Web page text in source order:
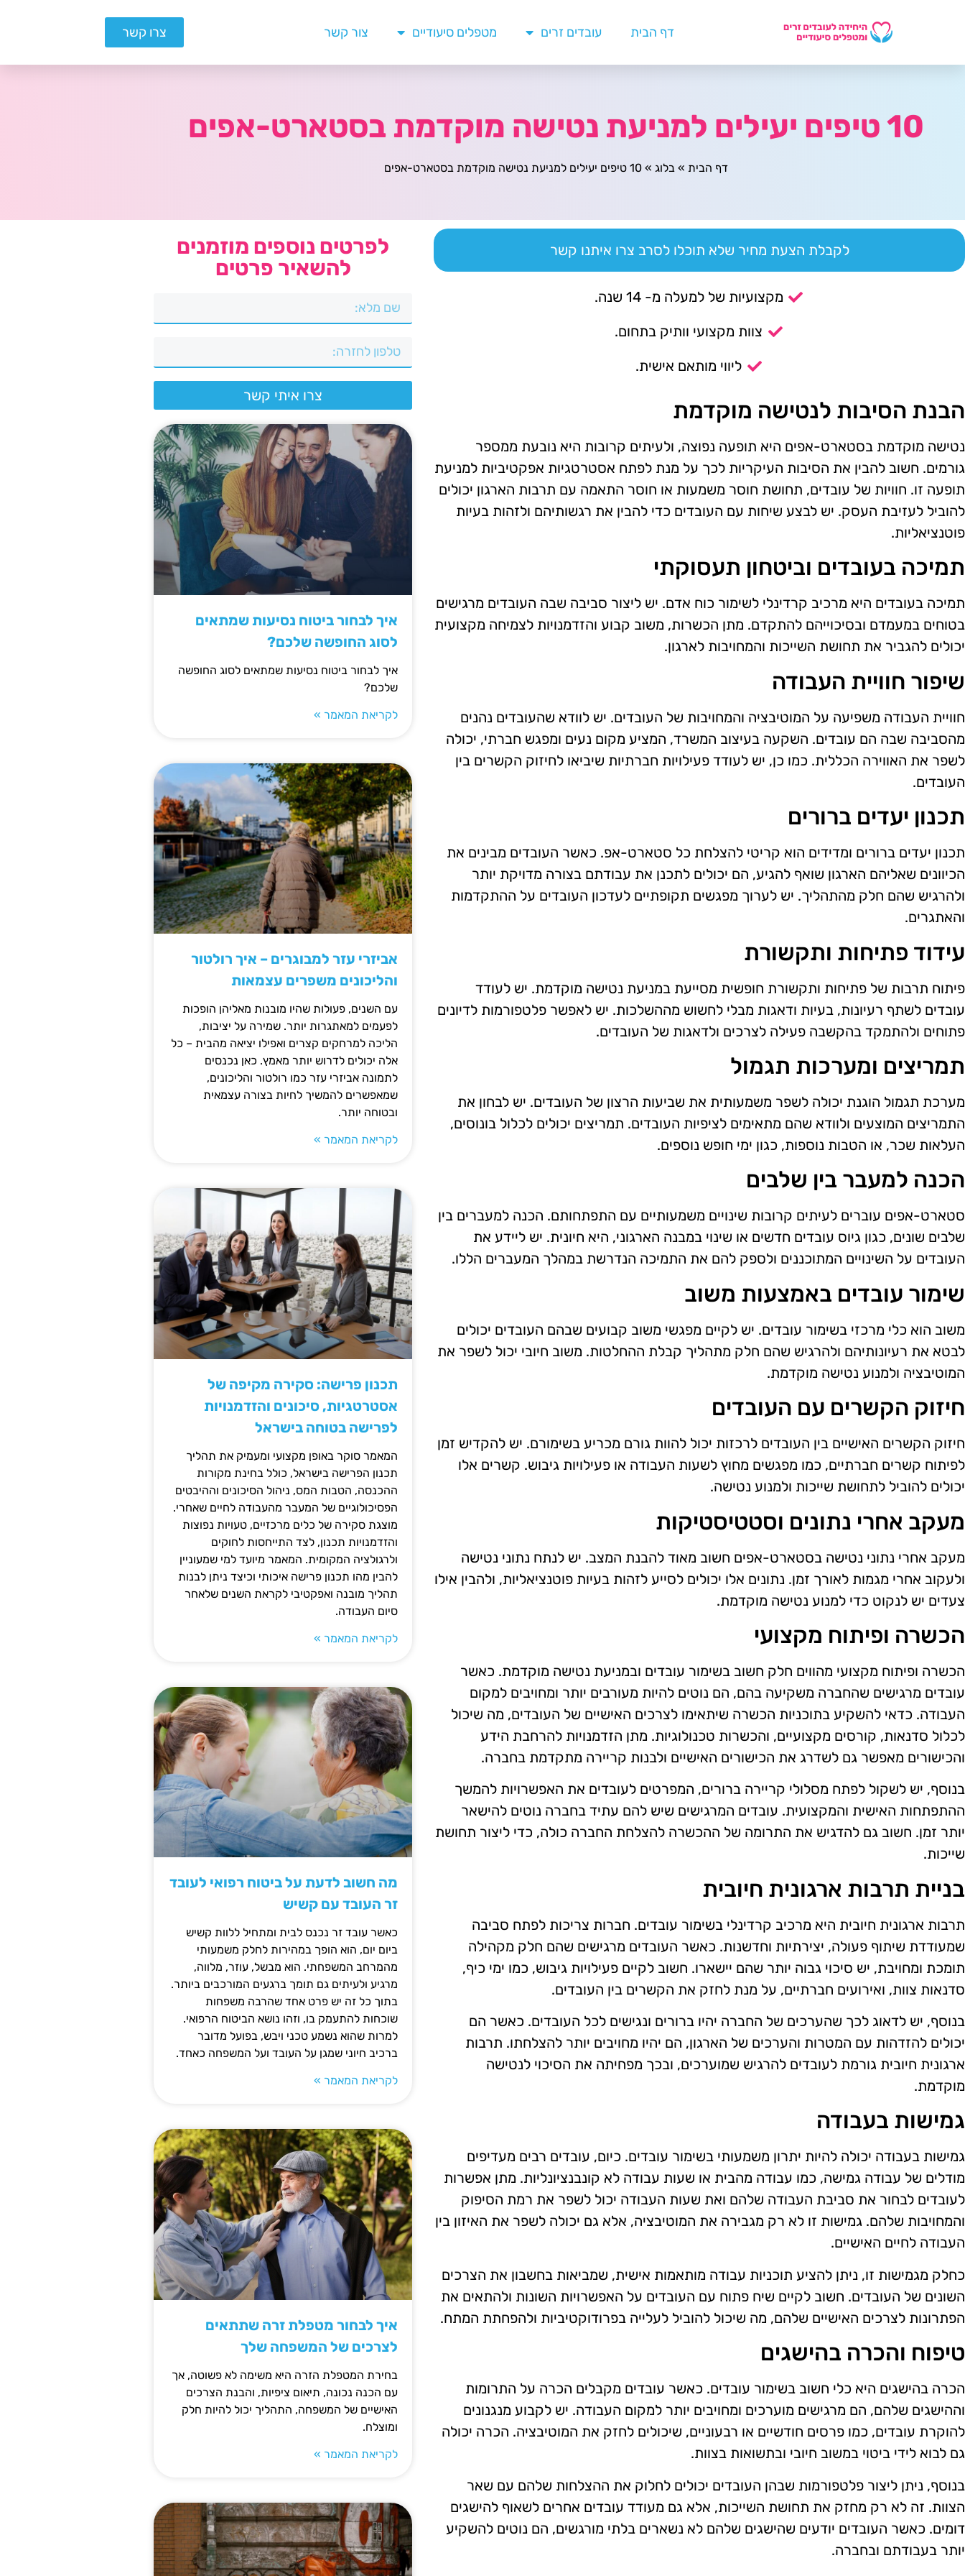
דף הבית עובדים זרים מטפלים סיעודיים צור קשר צרו קשר
10 טיפים יעילים למניעת נטישה מוקדמת בסטארט-אפים
דף הבית »בלוג »10 טיפים יעילים למניעת נטישה מוקדמת בסטארט-אפים
לקבלת הצעת מחיר שלא תוכלו לסרב צרו איתנו קשר
מקצועיות של למעלה מ- 14 שנה.
צוות מקצועי וותיק בתחום.
ליווי מותאם אישית.
הבנת הסיבות לנטישה מוקדמת
נטישה מוקדמת בסטארט-אפים היא תופעה נפוצה, ולעיתים קרובות היא נובעת ממספר
גורמים. חשוב להבין את הסיבות העיקריות לכך על מנת לפתח אסטרטגיות אפקטיביות למניעת
תופעה זו. חוויות של עובדים, תחושת חוסר משמעות או חוסר התאמה עם תרבות הארגון יכולים
להוביל לעזיבת העסק. יש לבצע שיחות עם העובדים כדי להבין את רגשותיהם ולזהות בעיות
פוטנציאליות.
תמיכה בעובדים וביטחון תעסוקתי
תמיכה בעובדים היא מרכיב קרדינלי לשימור כוח אדם. יש ליצור סביבה שבה העובדים מרגישים
בטוחים במעמדם ובסיכוייהם להתקדם. מתן הכשרות, משוב קבוע והזדמנויות לצמיחה מקצועית
יכולים להגביר את תחושת השייכות והמחויבות לארגון.
שיפור חוויית העבודה
חוויית העבודה משפיעה על המוטיבציה והמחויבות של העובדים. יש לוודא שהעובדים נהנים
מהסביבה שבה הם עובדים. השקעה בעיצוב המשרד, המציע מקום נעים ומפגש חברתי, יכולה
לשפר את האווירה הכללית. כמו כן, יש לעודד פעילויות חברתיות שיביאו לחיזוק הקשרים בין
העובדים.
תכנון יעדים ברורים
תכנון יעדים ברורים ומדידים הוא קריטי להצלחת כל סטארט-אפ. כאשר העובדים מבינים את
הכיוונים שאליהם הארגון שואף להגיע, הם יכולים לתכנן את עבודתם בצורה מדויקת יותר
ולהרגיש שהם חלק מהתהליך. יש לערוך מפגשים תקופתיים לעדכון העובדים על ההתקדמות
והאתגרים.
עידוד פתיחות ותקשורת
פיתוח תרבות של פתיחות ותקשורת חופשית מסייעת במניעת נטישה מוקדמת. יש לעודד
עובדים לשתף רעיונות, בעיות ודאגות מבלי לחשוש מההשלכות. יש לאפשר פלטפורמות לדיונים
פתוחים ולהתמקד בהקשבה פעילה לצרכים ולדאגות של העובדים.
תמריצים ומערכות תגמול
מערכת תגמול הוגנת יכולה לשפר משמעותית את שביעות הרצון של העובדים. יש לבחון את
התמריצים המוצעים ולוודא שהם מתאימים לציפיות העובדים. תמריצים יכולים לכלול בונוסים,
העלאות שכר, או הטבות נוספות, כגון ימי חופש נוספים.
הכנה למעבר בין שלבים
סטארט-אפים עוברים לעיתים קרובות שינויים משמעותיים עם התפתחותם. הכנה למעברים בין
שלבים שונים, כגון גיוס עובדים חדשים או שינוי במבנה הארגוני, היא חיונית. יש ליידע את
העובדים על השינויים המתוכננים ולספק להם את התמיכה הנדרשת במהלך המעברים הללו.
שימור עובדים באמצעות משוב
משוב הוא כלי מרכזי בשימור עובדים. יש לקיים מפגשי משוב קבועים שבהם העובדים יכולים
לבטא את רעיונותיהם ולהרגיש שהם חלק מתהליך קבלת ההחלטות. משוב חיובי יכול לשפר את
המוטיבציה ולמנוע נטישה מוקדמת.
חיזוק הקשרים עם העובדים
חיזוק הקשרים האישיים בין העובדים לרכזות יכול להוות גורם מכריע בשימורם. יש להקדיש זמן
לפיתוח קשרים חברתיים, כמו מפגשים מחוץ לשעות העבודה או פעילויות גיבוש. קשרים אלו
יכולים להוביל לתחושת שייכות ולמנוע נטישה.
מעקב אחרי נתונים וסטטיסטיקות
מעקב אחרי נתוני נטישה בסטארט-אפים חשוב מאוד להבנת המצב. יש לנתח נתוני נטישה
ולעקוב אחרי מגמות לאורך זמן. נתונים אלו יכולים לסייע לזהות בעיות פוטנציאליות, ולהבין אילו
צעדים יש לנקוט כדי למנוע נטישה מוקדמת.
הכשרה ופיתוח מקצועי
הכשרה ופיתוח מקצועי מהווים חלק חשוב בשימור עובדים ובמניעת נטישה מוקדמת. כאשר
עובדים מרגישים שהחברה משקיעה בהם, הם נוטים להיות מעורבים יותר ומחויבים למקום
העבודה. כדאי להשקיע בתוכניות הכשרה שיתאימו לצרכים האישיים של העובדים, מה שיכול
לכלול סדנאות, קורסים מקצועיים, והכשרות טכנולוגיות. מתן הזדמנויות להרחבת הידע
והכישורים מאפשר גם לשדרג את הכישורים האישיים ולבנות קריירה מתקדמת בחברה.
בנוסף, יש לשקול לפתח מסלולי קריירה ברורים, המפרטים לעובדים את האפשרויות להמשך
ההתפתחות האישית והמקצועית. עובדים המרגישים שיש להם עתיד בחברה נוטים להישאר
יותר זמן. חשוב גם להדגיש את התרומה של ההכשרה להצלחת החברה כולה, כדי ליצור תחושת
שייכות.
בניית תרבות ארגונית חיובית
תרבות ארגונית חיובית היא מרכיב קרדינלי בשימור עובדים. חברות צריכות לפתח סביבה
שמעודדת שיתוף פעולה, יצירתיות וחדשנות. כאשר העובדים מרגישים שהם חלק מקהילה
תומכת ומחויבת, יש סיכוי גבוה יותר שהם יישארו. חשוב לקיים פעילויות גיבוש, כמו ימי כיף,
סדנאות צוות, ואירועים חברתיים, על מנת לחזק את הקשרים בין העובדים.
בנוסף, יש לדאוג לכך שהערכים של החברה יהיו ברורים ונגישים לכל העובדים. כאשר הם
יכולים להזדהות עם המטרות והערכים של הארגון, הם יהיו מחויבים יותר להצלחתו. תרבות
ארגונית חיובית גורמת לעובדים להרגיש שמוערכים, ובכך מפחיתה את הסיכוי לנטישה
מוקדמת.
גמישות בעבודה
גמישות בעבודה יכולה להיות יתרון משמעותי בשימור עובדים. כיום, עובדים רבים מעדיפים
מודלים של עבודה גמישה, כמו עבודה מהבית או שעות עבודה לא קונבנציונליות. מתן אפשרות
לעובדים לבחור את סביבת העבודה שלהם ואת שעות העבודה יכול לשפר את רמת הסיפוק
והמחויבות שלהם. גמישות זו לא רק מגבירה את המוטיבציה, אלא גם יכולה לשפר את האיזון בין
העבודה לחיים האישיים.
כחלק מגמישות זו, ניתן להציע תוכניות עבודה מותאמות אישית, שמביאות בחשבון את הצרכים
השונים של העובדים. חשוב לקיים שיח פתוח עם העובדים על האפשרויות השונות ולהתאים את
הפתרונות לצרכים האישיים שלהם, מה שיכול להוביל לעלייה בפרודוקטיביות ולהפחתת המתח.
טיפוח והכרה בהישגים
הכרה בהישגים היא כלי חשוב בשימור עובדים. כאשר עובדים מקבלים הכרה על התרומות
וההישגים שלהם, הם מרגישים מוערכים ומחויבים יותר למקום העבודה. יש לקבוע מנגנונים
להוקרת עובדים, כמו פרסים חודשיים או רבעוניים, שיכולים לחזק את המוטיבציה. הכרה יכולה
גם לבוא לידי ביטוי במשוב חיובי ובתשואות בצוות.
בנוסף, ניתן ליצור פלטפורמות שבהן העובדים יכולים לחלוק את ההצלחות שלהם עם שאר
הצוות. זה לא רק מחזק את תחושת השייכות, אלא גם מעודד עובדים אחרים לשאוף להישגים
דומים. כאשר העובדים יודעים שהישגים שלהם לא נשארים בלתי מורגשים, הם נוטים להשקיע
יותר בעבודתם ובחברה.
לפרטים נוספים מוזמנים
להשאיר פרטים
צרו איתי קשר
איך לבחור ביטוח נסיעות שמתאים
לסוג החופשה שלכם?
איך לבחור ביטוח נסיעות שמתאים לסוג החופשה
שלכם?
לקריאת המאמר »
אביזרי עזר למבוגרים – איך רולטור
והליכונים משפרים עצמאות
עם השנים, פעולות שהיו מובנות מאליהן הופכות
לפעמים למאתגרות יותר. שמירה על יציבות,
הליכה למרחקים קצרים ואפילו יציאה מהבית – כל
אלה יכולים לדרוש יותר מאמץ. כאן נכנסים
לתמונה אביזרי עזר כמו רולטור והליכונים,
שמאפשרים להמשיך לחיות בצורה עצמאית
ובטוחה יותר.
לקריאת המאמר »
תכנון פרישה: סקירה מקיפה של
אסטרטגיות, סיכונים והזדמנויות
לפרישה בטוחה בישראל
המאמר סוקר באופן מקצועי ומעמיק את תהליך
תכנון הפרישה בישראל, כולל בחינת מקורות
ההכנסה, הטבות המס, ניהול הסיכונים וההיבטים
הפסיכולוגיים של המעבר מהעבודה לחיים שאחרי.
מוצגת סקירה של כלים מרכזיים, טעויות נפוצות
והזדמנויות תכנון, לצד התייחסות לחוקים
ולרגולציה המקומית. המאמר מיועד למי שמעוניין
להבין מהו תכנון פרישה איכותי וכיצד ניתן לבנות
תהליך מובנה ואפקטיבי לקראת השנים שלאחר
סיום העבודה.
לקריאת המאמר »
מה חשוב לדעת על ביטוח רפואי לעובד
זר העובד עם קשיש
כאשר עובד זר נכנס לבית ומתחיל ללוות קשיש
ביום יום, הוא הופך במהירות לחלק משמעותי
מהמרחב המשפחתי. הוא מבשל, עוזר, מלווה,
מרגיע ולעיתים גם תומך ברגעים המורכבים ביותר.
בתוך כל זה יש פרט אחד שהרבה משפחות
שוכחות להתעמק בו, וזהו נושא הביטוח הרפואי.
למרות שהוא נשמע טכני ויבש, בפועל מדובר
ברכיב חיוני שמגן על העובד ועל המשפחה כאחד.
לקריאת המאמר »
איך לבחור מטפלת זרה שתתאים
לצרכים של המשפחה שלך
בחירת המטפלת הזרה היא משימה לא פשוטה, אך
עם הכנה נכונה, תיאום ציפיות, והבנת הצרכים
האישיים של המשפחה, התהליך יכול להיות חלק
ומוצלח.
לקריאת המאמר »